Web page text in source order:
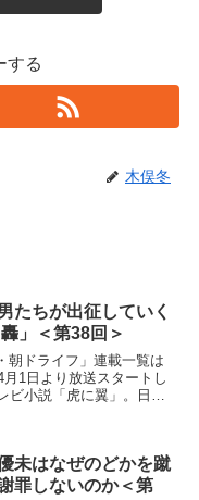
する
木俣冬
たちが出征していく
轟」＜第38回＞
朝ドライフ」連載一覧は
月1日より放送スタートし
ビ小説「虎に翼」。日本
磨...
未はなぜのどかを蹴
罪しないのか＜第